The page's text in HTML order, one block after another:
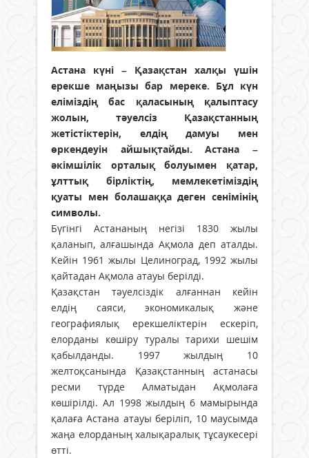
Астана күні – Қазақстан халқы үшін
ерекше маңызы бар мереке. Бұл күн
еліміздің бас қаласының қалыптасу
жолын, тәуелсіз Қазақстанның
жетістіктерін, елдің дамуы мен
өркендеуін айшықтайды. Астана –
әкімшілік орталық болуымен қатар,
ұлттық бірліктің, мемлекетіміздің
қуаты мен болашаққа деген сенімінің
символы.
Бүгінгі Астананың негізі 1830 жылы
қаланып, алғашында Ақмола деп аталды.
Кейін 1961 жылы Целиноград, 1992 жылы
қайтадан Ақмола атауы берілді.
Қазақстан тәуелсіздік алғаннан кейін
елдің саяси, экономикалық және
географиялық ерекшеліктерін ескеріп,
елорданы көшіру туралы тарихи шешім
қабылданды. 1997 жылдың 10
желтоқсанында Қазақстанның астанасы
ресми түрде Алматыдан Ақмолаға
көшірілді. Ал 1998 жылдың 6 мамырында
қалаға Астана атауы беріліп, 10 маусымда
жаңа елорданың халықаралық тұсаукесері
өтті.